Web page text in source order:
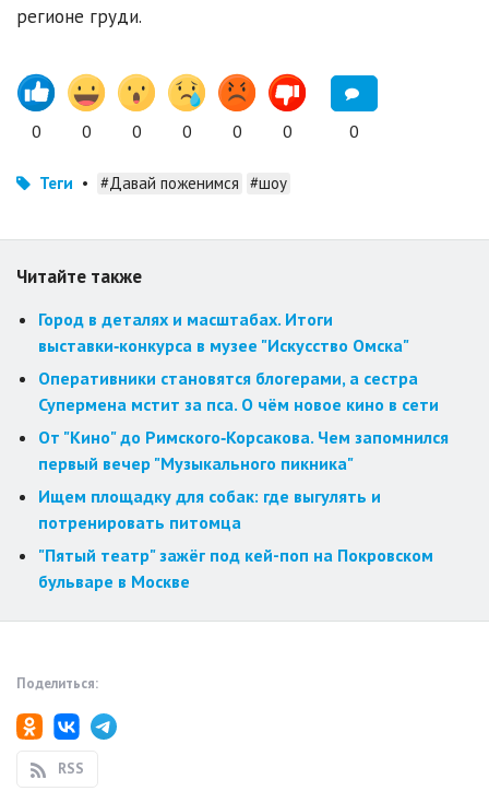
регионе груди.
0 0 0 0 0 0 0
Теги • #Давай поженимся #шоу
Читайте также
Город в деталях и масштабах. Итоги
выставки‑конкурса в музее "Искусство Омска"
Оперативники становятся блогерами, а сестра
Супермена мстит за пса. О чём новое кино в сети
От "Кино" до Римского‑Корсакова. Чем запомнился
первый вечер "Музыкального пикника"
Ищем площадку для собак: где выгулять и
потренировать питомца
"Пятый театр" зажёг под кей-поп на Покровском
бульваре в Москве
Поделиться:
RSS